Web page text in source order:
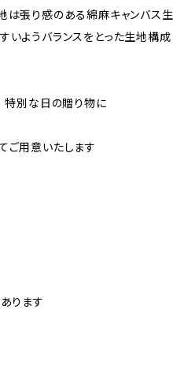
は張り感のある綿麻キャンバス生
いようバランスをとった生地構成
特別な日の贈り物に
ご用意いたします
ります